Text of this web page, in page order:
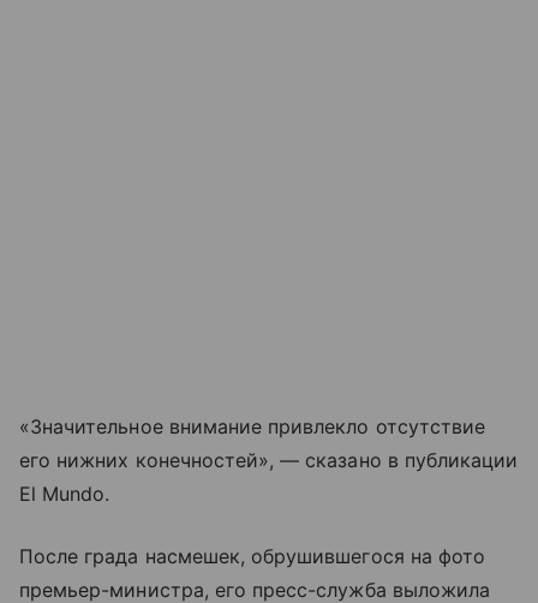
«Значительное внимание привлекло отсутствие
его нижних конечностей», — сказано в публикации
El Mundo.
После града насмешек, обрушившегося на фото
премьер-министра, его пресс-служба выложила